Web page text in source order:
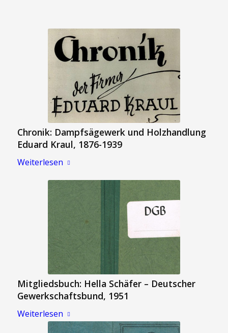
Chronik: Dampfsägewerk und Holzhandlung
Eduard Kraul, 1876-1939
Weiterlesen
Mitgliedsbuch: Hella Schäfer – Deutscher
Gewerkschaftsbund, 1951
Weiterlesen